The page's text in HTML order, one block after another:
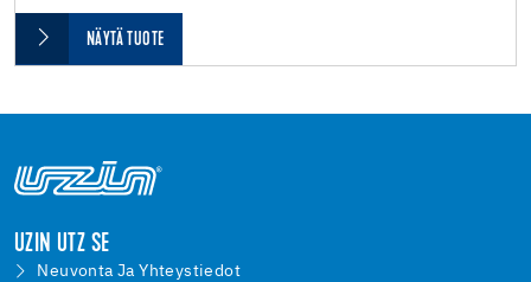
NÄYTÄ TUOTE
UZIN UTZ SE
Neuvonta Ja Yhteystiedot